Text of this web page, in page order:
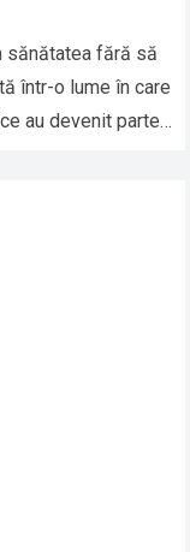
sănătatea fără să
într-o lume în care
au devenit parte…